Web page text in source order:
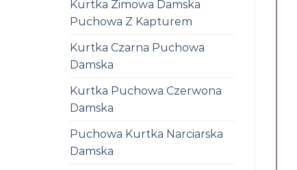
Kurtka Zimowa Damska
Puchowa Z Kapturem
Kurtka Czarna Puchowa
Damska
Kurtka Puchowa Czerwona
Damska
Puchowa Kurtka Narciarska
Damska